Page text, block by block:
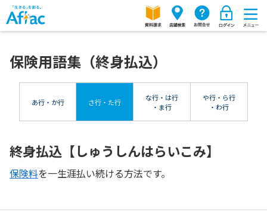
保険用語集（終身払込）
あ行・か行 さ行・た行
な行・は行
・ま行
や行・ら行
・わ行
終身払込【しゅうしんはらいこみ】
保険料を一生涯払い続ける方法です。